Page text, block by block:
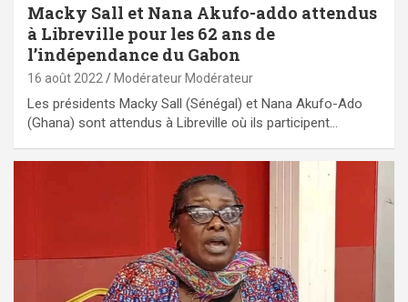
Macky Sall et Nana Akufo-addo attendus
à Libreville pour les 62 ans de
l’indépendance du Gabon
16 août 2022 Modérateur Modérateur
Les présidents Macky Sall (Sénégal) et Nana Akufo-Ado
(Ghana) sont attendus à Libreville où ils participent…